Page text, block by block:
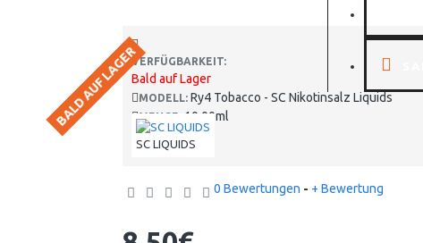
BALD AUF LAGERVERFÜGBARKEIT:
Bald auf Lager
MODELL: Ry4 Tobacco - SC Nikotinsalz Liquids
MENGE: 10.00ml
SC LIQUIDS
0 Bewertungen - + Bewertung